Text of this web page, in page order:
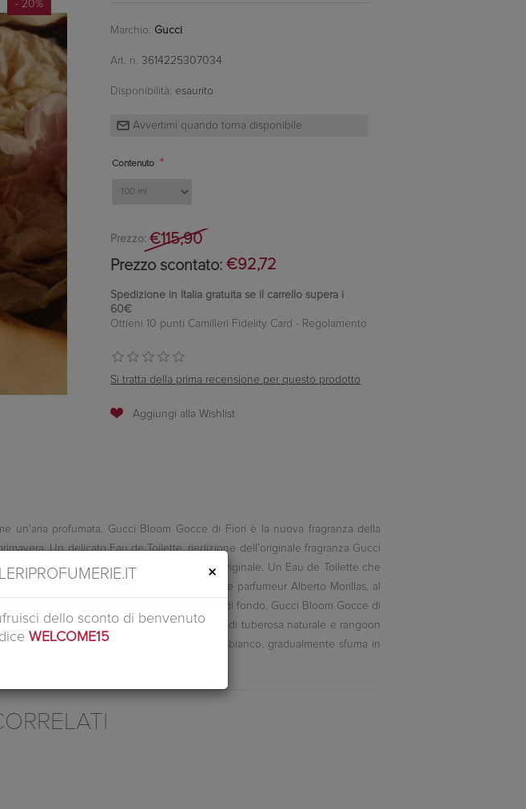
- 20%
Marchio: Gucci
Art. n. 3614225307034
Disponibilità: esaurito
Contenuto *
Prezzo: €115,90
Prezzo scontato: €92,72
Spedizione in Italia gratuita se il carrello supera i
60€
Ottieni 10 punti Camilleri Fidelity Card - Regolamento
Si tratta della prima recensione per questo prodotto
un'aria profumata, Gucci Bloom Gocce di Fiori è la nuova fragranza della
Un delicato Eau de Toilette, riedizione dell’originale fragranza Gucci
versione leggera e fresca della fragranza originale. Un Eau de Toilette che
Gocce di Fiori è stata creata dal maître parfumeur Alberto Morillas, al
piramidale, con note di testa, di cuore e di fondo, Gucci Bloom Gocce di
estratto di bocciolo di gelsomino, assoluta di tuberosa naturale e rangoon
Bloom. Perché cambia colore: inizia dal bianco, gradualmente sfuma in
×
dello sconto di benvenuto
WELCOME15